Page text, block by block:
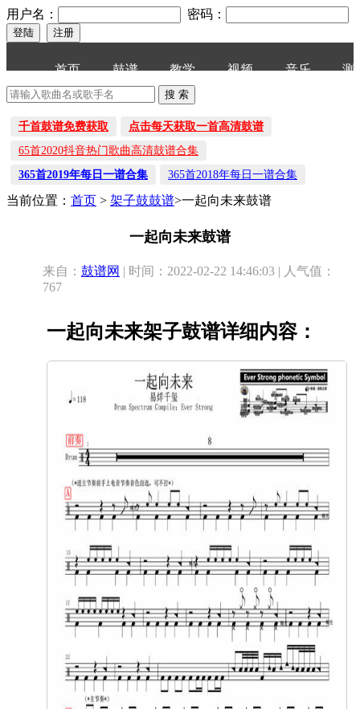
用户名： 密码：
首页 鼓谱 教学 视频 音乐 测
千首鼓谱免费获取
点击每天获取一首高清鼓谱
65首2020抖音热门歌曲高清鼓谱合集
365首2019年每日一谱合集
365首2018年每日一谱合集
当前位置： 首页 > 架子鼓鼓谱>一起向未来鼓谱
一起向未来鼓谱
来自： 鼓谱网 | 时间：2022-02-22 14:46:03 | 人气值：
767
一起向未来架子鼓谱详细内容：